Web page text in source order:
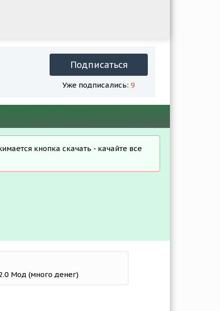
Подписаться
Уже подписались: 9
кнопка скачать - качайте все
Мод (много денег)